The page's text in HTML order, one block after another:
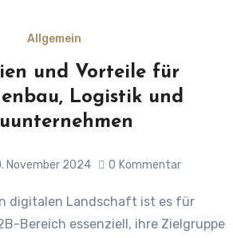
Allgemein
und Vorteile für
Logistik und
November 2024 0 Kommentar
Bereich essenziell, ihre Zielgruppe